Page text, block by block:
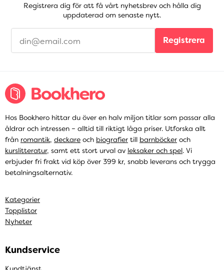
Registrera dig för att få vårt nyhetsbrev och hålla dig
uppdaterad om senaste nytt.
Registrera
Hos Bookhero hittar du över en halv miljon titlar som passar alla
åldrar och intressen – alltid till riktigt låga priser. Utforska allt
från romantik, deckare och biografier till barnböcker och
kurslitteratur, samt ett stort urval av leksaker och spel. Vi
erbjuder fri frakt vid köp över 399 kr, snabb leverans och trygga
betalningsalternativ.
Kategorier
Topplistor
Nyheter
Kundservice